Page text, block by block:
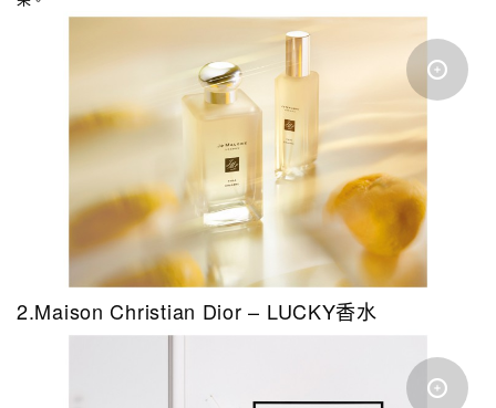
2.Maison Christian Dior – LUCKY香水